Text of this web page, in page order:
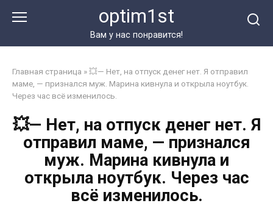
optim1st
Вам у нас понравится!
Главная страница »💥— Нет, на отпуск денег нет. Я отправил
маме, — признался муж. Марина кивнула и открыла ноутбук.
Через час всё изменилось.
💥— Нет, на отпуск денег нет. Я
отправил маме, — признался
муж. Марина кивнула и
открыла ноутбук. Через час
всё изменилось.